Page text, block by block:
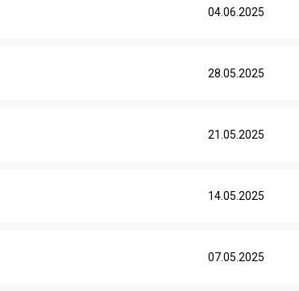
04.06.2025
28.05.2025
21.05.2025
14.05.2025
07.05.2025